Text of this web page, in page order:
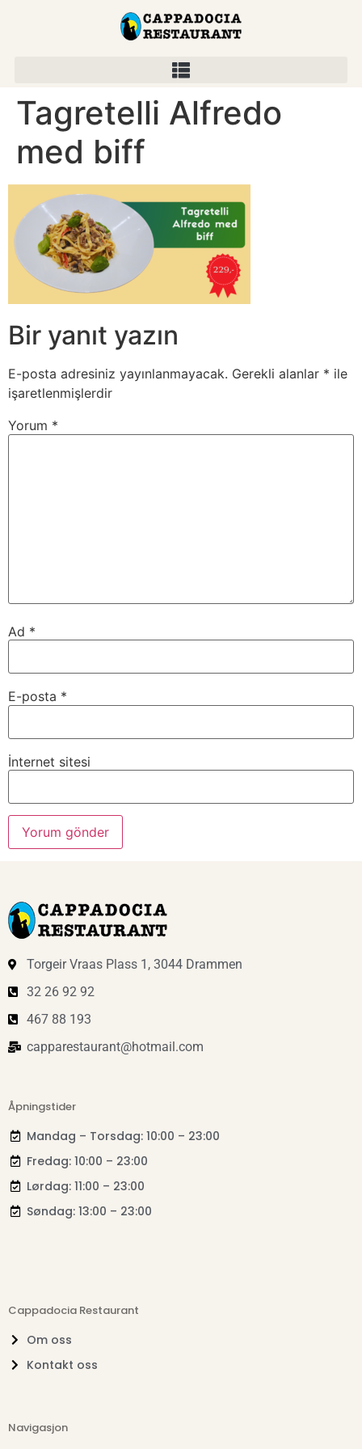
Tagretelli Alfredo
med biff
Bir yanıt yazın
E-posta adresiniz yayınlanmayacak. Gerekli alanlar * ile
işaretlenmişlerdir
Yorum *
Ad *
E-posta *
İnternet sitesi
Torgeir Vraas Plass 1, 3044 Drammen
32 26 92 92
467 88 193
capparestaurant@hotmail.com
Åpningstider
Mandag – Torsdag: 10:00 – 23:00
Fredag: 10:00 – 23:00
Lørdag: 11:00 – 23:00
Søndag: 13:00 – 23:00
Cappadocia Restaurant
Om oss
Kontakt oss
Navigasjon